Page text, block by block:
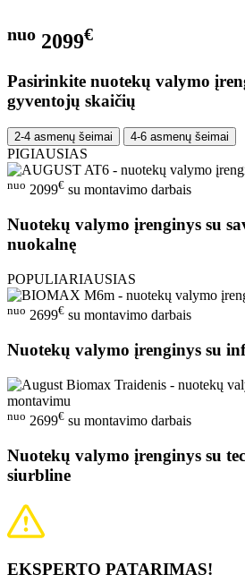
nuo 2099€
Pasirinkite nuotekų valymo
gyventojų skaičių
2-4 asmenų šeimai 4-6 asmenų šeimai
PIGIAUSIAS
nuo 2099€ su montavimo darbais
Nuotekų valymo įrenginys su
nuokalnę
POPULIARIAUSIAS
nuo 2699€ su montavimo darbais
Nuotekų valymo įrenginys su
nuo 2699€ su montavimo darbais
Nuotekų valymo įrenginys su
siurbline
EKSPERTO PATARIMAS!